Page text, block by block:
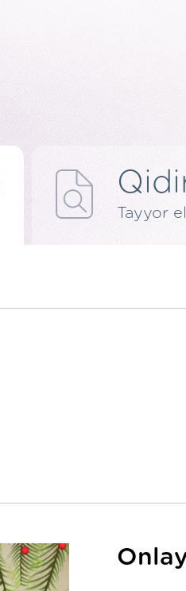
Tayyor